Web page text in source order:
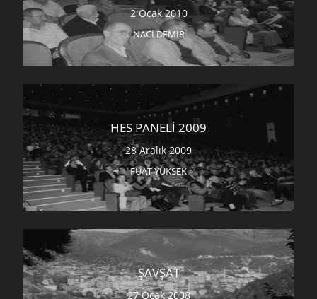
2 Ocak 2010
NACI DEMIR
HES PANELI 2009
28 Aralık 2009
FUAT YÜKSEK
ŞAVŞAT
27 Ocak 2008